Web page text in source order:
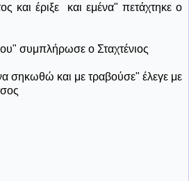
και έριξε
και εμένα" πετάχτηκε ο
συμπλήρωσε ο Σταχτένιος
σηκωθώ και με τραβούσε" έλεγε με